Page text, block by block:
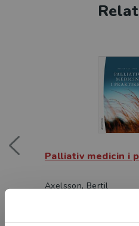
Palliativ medicin i
Axelsson, Bertil